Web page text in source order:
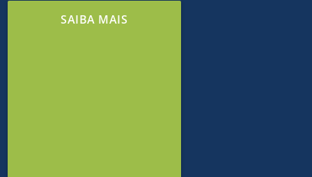
comuns
estrito
SAIBA MAIS